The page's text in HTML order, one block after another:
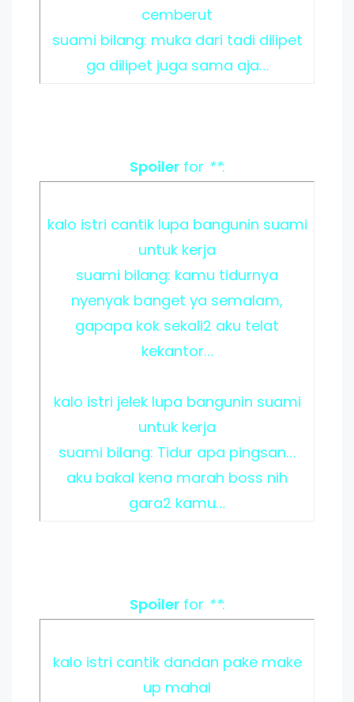
cemberut
suami bilang: muka dari tadi dilipet
ga dilipet juga sama aja…
Spoilerfor **:
kalo istri cantik lupa bangunin suami
untuk kerja
suami bilang: kamu tidurnya
nyenyak banget ya semalam,
gapapa kok sekali2 aku telat
kekantor…
kalo istri jelek lupa bangunin suami
untuk kerja
suami bilang: Tidur apa pingsan…
aku bakal kena marah boss nih
gara2 kamu…
Spoilerfor **:
kalo istri cantik dandan pake make
up mahal